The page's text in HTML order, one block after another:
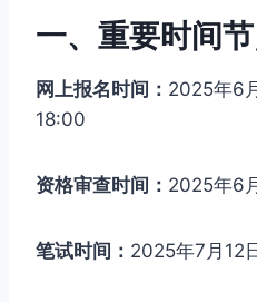
一、重要时间
网上报名时间： 2025年6
18:00
资格审查时间： 2025年6
笔试时间： 2025年7月12